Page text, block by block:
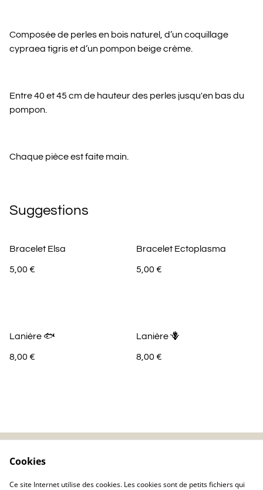
Composée de perles en bois naturel, d’un coquillage
cypraea tigris et d’un pompon beige crème.
Entre 40 et 45 cm de hauteur des perles jusqu'en bas du
pompon.
Chaque pièce est faite main.
Suggestions
Bracelet Elsa
5,00 €
Bracelet Ectoplasma
5,00 €
Lanière 🐟
8,00 €
Lanière 🪻
8,00 €
Cookies
Ce site Internet utilise des cookies. Les cookies sont de petits fichiers qui